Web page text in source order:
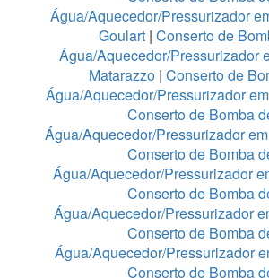
Água/Aquecedor/Pressurizador
Goulart | Conserto de
Água/Aquecedor/Pressurizador
Matarazzo | Conserto de
Água/Aquecedor/Pressurizador
Conserto de Bomba
Água/Aquecedor/Pressurizador
Conserto de Bomba
Água/Aquecedor/Pressurizador
Conserto de Bomba
Água/Aquecedor/Pressurizador
Conserto de Bomba
Água/Aquecedor/Pressurizador
Conserto de Bomba